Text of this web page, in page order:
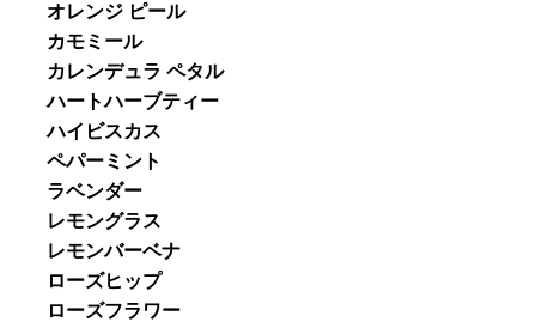
オレンジ ピール
カモミール
カレンデュラ ペタル
ハートハーブティー
ハイビスカス
ペパーミント
ラベンダー
レモングラス
レモンバーベナ
ローズヒップ
ローズフラワー